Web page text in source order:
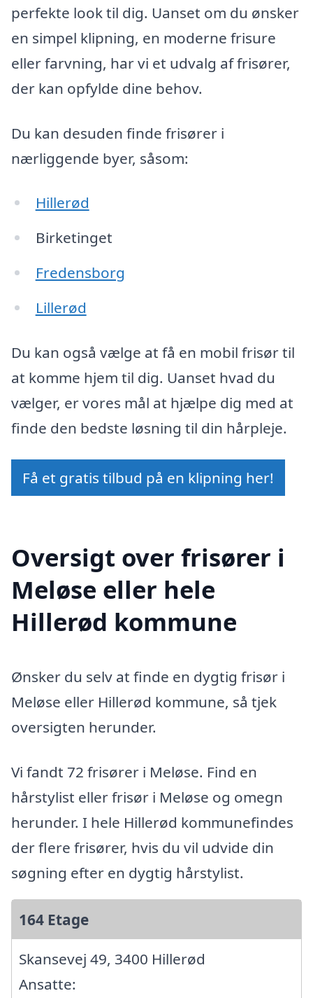
perfekte look til dig. Uanset om du ønsker
en simpel klipning, en moderne frisure
eller farvning, har vi et udvalg af frisører,
der kan opfylde dine behov.
Du kan desuden finde frisører i
nærliggende byer, såsom:
Hillerød
Birketinget
Fredensborg
Lillerød
Du kan også vælge at få en mobil frisør til
at komme hjem til dig. Uanset hvad du
vælger, er vores mål at hjælpe dig med at
finde den bedste løsning til din hårpleje.
Få et gratis tilbud på en klipning her!
Oversigt over frisører i
Meløse eller hele
Hillerød kommune
Ønsker du selv at finde en dygtig frisør i
Meløse eller Hillerød kommune, så tjek
oversigten herunder.
Vi fandt 72 frisører i Meløse. Find en
hårstylist eller frisør i Meløse og omegn
herunder. I hele Hillerød kommunefindes
der flere frisører, hvis du vil udvide din
søgning efter en dygtig hårstylist.
164 Etage
Skansevej 49, 3400 Hillerød
Ansatte: